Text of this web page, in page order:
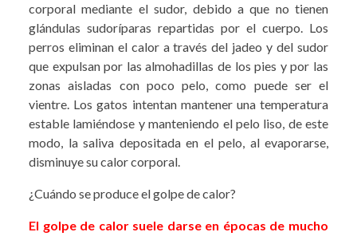
corporal mediante el sudor, debido a que no tienen
glándulas sudoríparas repartidas por el cuerpo. Los
perros eliminan el calor a través del jadeo y del sudor
que expulsan por las almohadillas de los pies y por las
zonas aisladas con poco pelo, como puede ser el
vientre. Los gatos intentan mantener una temperatura
estable lamiéndose y manteniendo el pelo liso, de este
modo, la saliva depositada en el pelo, al evaporarse,
disminuye su calor corporal.
¿Cuándo se produce el golpe de calor?
El golpe de calor suele darse en épocas de mucho